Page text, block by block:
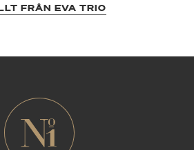
FRÅN EVA TRIO